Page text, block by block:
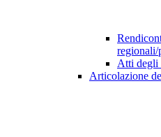
Atti degli
Articolazione